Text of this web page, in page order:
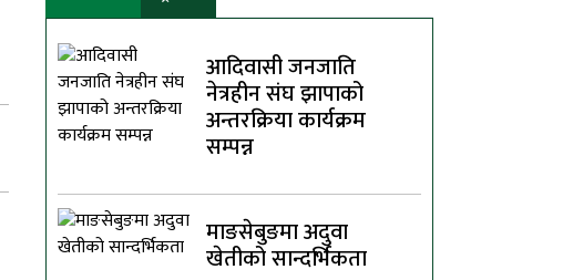
आदिवासी जनजाति
नेत्रहीन संघ झापाको
अन्तरक्रिया कार्यक्रम
सम्पन्न
माङसेबुङमा अदुवा
खेतीको सान्दर्भिकता